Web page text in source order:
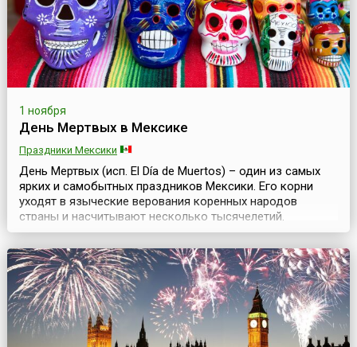
1 ноября
День Мертвых в Мексике
Праздники Мексики
День Мертвых (исп. El Día de Muertos) – один из самых
ярких и самобытных праздников Мексики. Его корни
уходят в языческие верования коренных народов
страны и насчитывают несколько тысячелетий.
Например, в жизни ацтеков и майя культ Смерти и
ритуалы, посвященные почитанию умерших предков,
занимали особое место. Эти традиции были настолько
сильны, что не только продолжились после прихода на
амер...